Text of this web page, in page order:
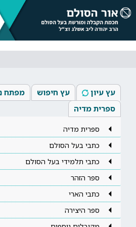
עץ עיון עץ חיפוש
מפתח
ספרית מדיה
ספרית מדיה
כתבי בעל הסולם
כתבי תלמידי בעל הסולם
ספר הזהר
כתבי הארי
ספר היצירה